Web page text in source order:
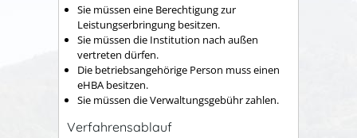
Sie müssen eine Berechtigung zur
Leistungserbringung besitzen.
Sie müssen die Institution nach außen
vertreten dürfen.
Die betriebsangehörige Person muss einen
eHBA besitzen.
Sie müssen die Verwaltungsgebühr zahlen.
Verfahrensablauf